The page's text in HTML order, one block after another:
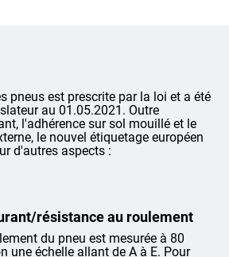
pneus est prescrite par la loi et a été
au 01.05.2021. Outre
l'adhérence sur sol mouillé et le
le nouvel étiquetage européen
d'autres aspects :
résistance au roulement
du pneu est mesurée à 80
une échelle allant de A à E. Pour